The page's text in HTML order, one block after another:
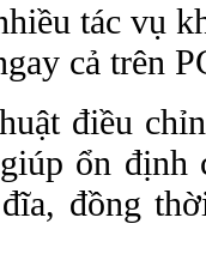
tác vụ
cả trên
điều
ổn định
đồng